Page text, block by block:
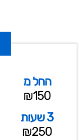
החל מ
₪150
3 שעות
₪250